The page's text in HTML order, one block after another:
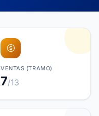
VENTAS (TRAMO)
7/13